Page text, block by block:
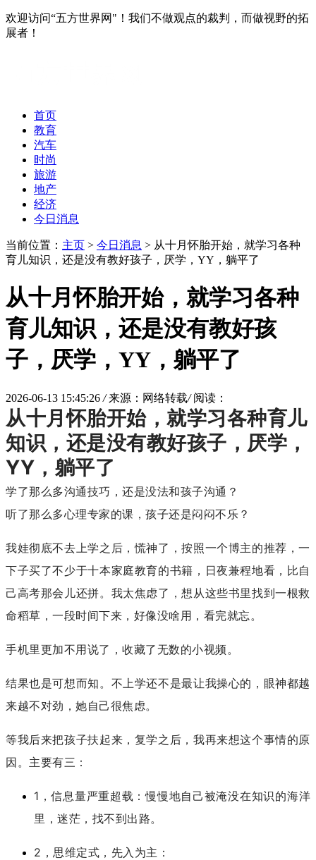
欢迎访问“五方世界网"！我们不做观点的裁判，而做视野的拓
展者！
首页
教育
汽车
时尚
旅游
地产
经济
今日消息
当前位置： 主页 > 今日消息 > 从十月怀胎开始，就学习各种
育儿知识，还是没有教好孩子，厌学，YY，躺平了
从十月怀胎开始，就学习各种
育儿知识，还是没有教好孩
子，厌学，YY，躺平了
2026-06-13 15:45:26 / 来源：网络转载/ 阅读：
从十月怀胎开始，就学习各种育儿
知识，还是没有教好孩子，厌学，
YY，躺平了
学了那么多沟通技巧，还是没法和孩子沟通？
听了那么多心理专家的课，孩子还是闷闷不乐？
我娃彻底不去上学之后，慌神了，按照一个博主的推荐，一
下子买了不少于十本家庭教育的书籍，日夜兼程地看，比自
己高考那会儿还拼。我太焦虑了，想从这些书里找到一根救
命稻草，一段时间下来，好像没啥用，看完就忘。
手机里更加不用说了，收藏了无数的小视频。
结果也是可想而知。不上学还不是最让我操心的，眼神都越
来越不对劲，她自己很焦虑。
等我后来把孩子扶起来，复学之后，我再来想这个事情的原
因。主要有三：
1，信息量严重超载：慢慢地自己被淹没在知识的海洋
里，迷茫，找不到出路。
2，思维定式，先入为主：